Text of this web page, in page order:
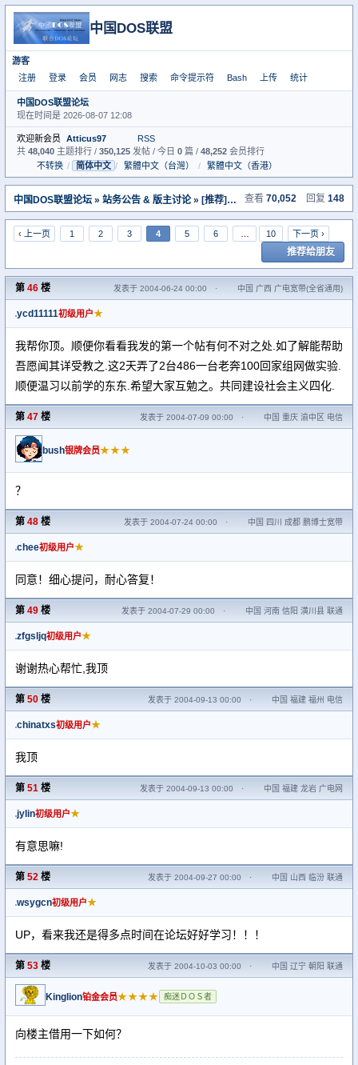
中国DOS联盟
游客
注册
登录 会员 网志 搜索 命令提示符 Bash 上传 统计
中国DOS联盟论坛
现在时间是 2026-08-07 12:08
欢迎新会员 Atticus97
RSS
共 48,040 主题排行 / 350,125 发帖 / 今日 0 篇 / 48,252 会员排行
不转换 / 简体中文 / 繁體中文（台灣） / 繁體中文（香港）
中国DOS联盟论坛 » 站务公告 & 版主讨论» [推荐]在论坛里我根本就不理会的求助帖子 查看 70,052 回复 148
‹ 上一页 1 2 3 4 5 6 10 下一页 ›
推荐给朋友
第 46 楼 发表于 2004-06-24 00:00 · 中国 广西 广电宽带(全省通用)
ycd11111初级用户★
我帮你顶。顺便你看看我发的第一个帖有何不对之处.如了解能帮助
吾愿闻其详受教之.这2天弄了2台486一台老奔100回家组网做实验.
顺便温习以前学的东东.希望大家互勉之。共同建设社会主义四化.
第 47 楼 发表于 2004-07-09 00:00 · 中国 重庆 渝中区 电信
bush银牌会员★★★
？
第 48 楼 发表于 2004-07-24 00:00 · 中国 四川 成都 鹏博士宽带
chee初级用户★
同意！细心提问，耐心答复！
第 49 楼 发表于 2004-07-29 00:00 · 中国 河南 信阳 潢川县 联通
zfgsljq初级用户★
谢谢热心帮忙,我顶
第 50 楼 发表于 2004-09-13 00:00 · 中国 福建 福州 电信
chinatxs初级用户★
我顶
第 51 楼 发表于 2004-09-13 00:00 · 中国 福建 龙岩 广电网
jylin初级用户★
有意思嘛!
第 52 楼 发表于 2004-09-27 00:00 · 中国 山西 临汾 联通
wsygcn初级用户★
UP，看来我还是得多点时间在论坛好好学习！！！
第 53 楼 发表于 2004-10-03 00:00 · 中国 辽宁 朝阳 联通
Kinglion铂金会员★★★★ 痴迷ＤＯＳ者
向楼主借用一下如何？